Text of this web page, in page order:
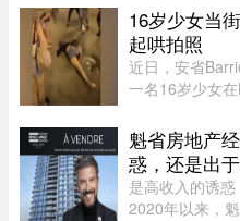
区遭遇严重雨
段甚至被冲毁
16岁少女当
起哄拍照
近日，安省
一名16岁少女
批年轻人围观
止。据CTV新
魁省房地产
惑，还是出
是高收入的诱
2020年以来，